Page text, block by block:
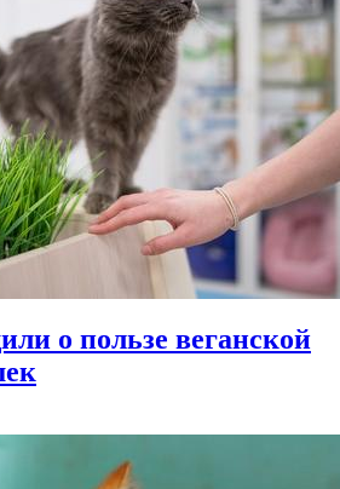
о пользе веганской